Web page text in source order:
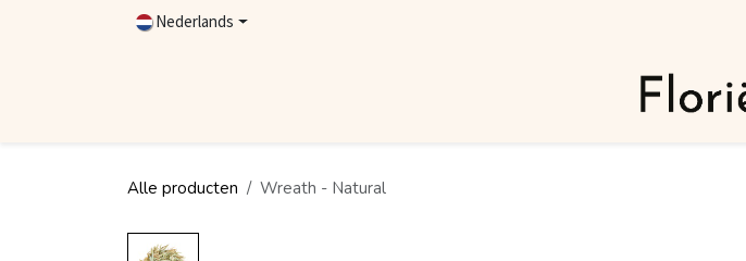
Overslaan naar inhoud
Nederlands
Alle producten Wreath - Natural